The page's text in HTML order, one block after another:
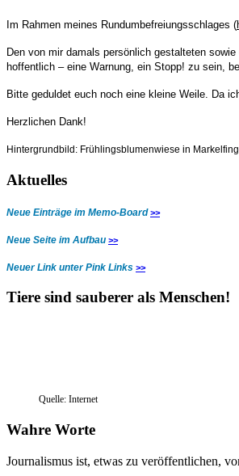
Im Rahmen meines Rundumbefreiungsschlages (
Den von mir damals persönlich gestalteten
hoffentlich – eine Warnung, ein Stopp! zu sein,
Bitte geduldet euch noch eine kleine Weile. Da
Herzlichen Dank!
Hintergrundbild: Frühlingsblumenwiese in
Aktuelles
Neue Einträge im Memo-Board>>
Neue Seite im Aufbau >>
Neuer Link unter Pink Links >>
Tiere sind sauberer als Menschen!
Quelle: Internet
Wahre Worte
Journalismus ist, etwas zu veröffentlichen,